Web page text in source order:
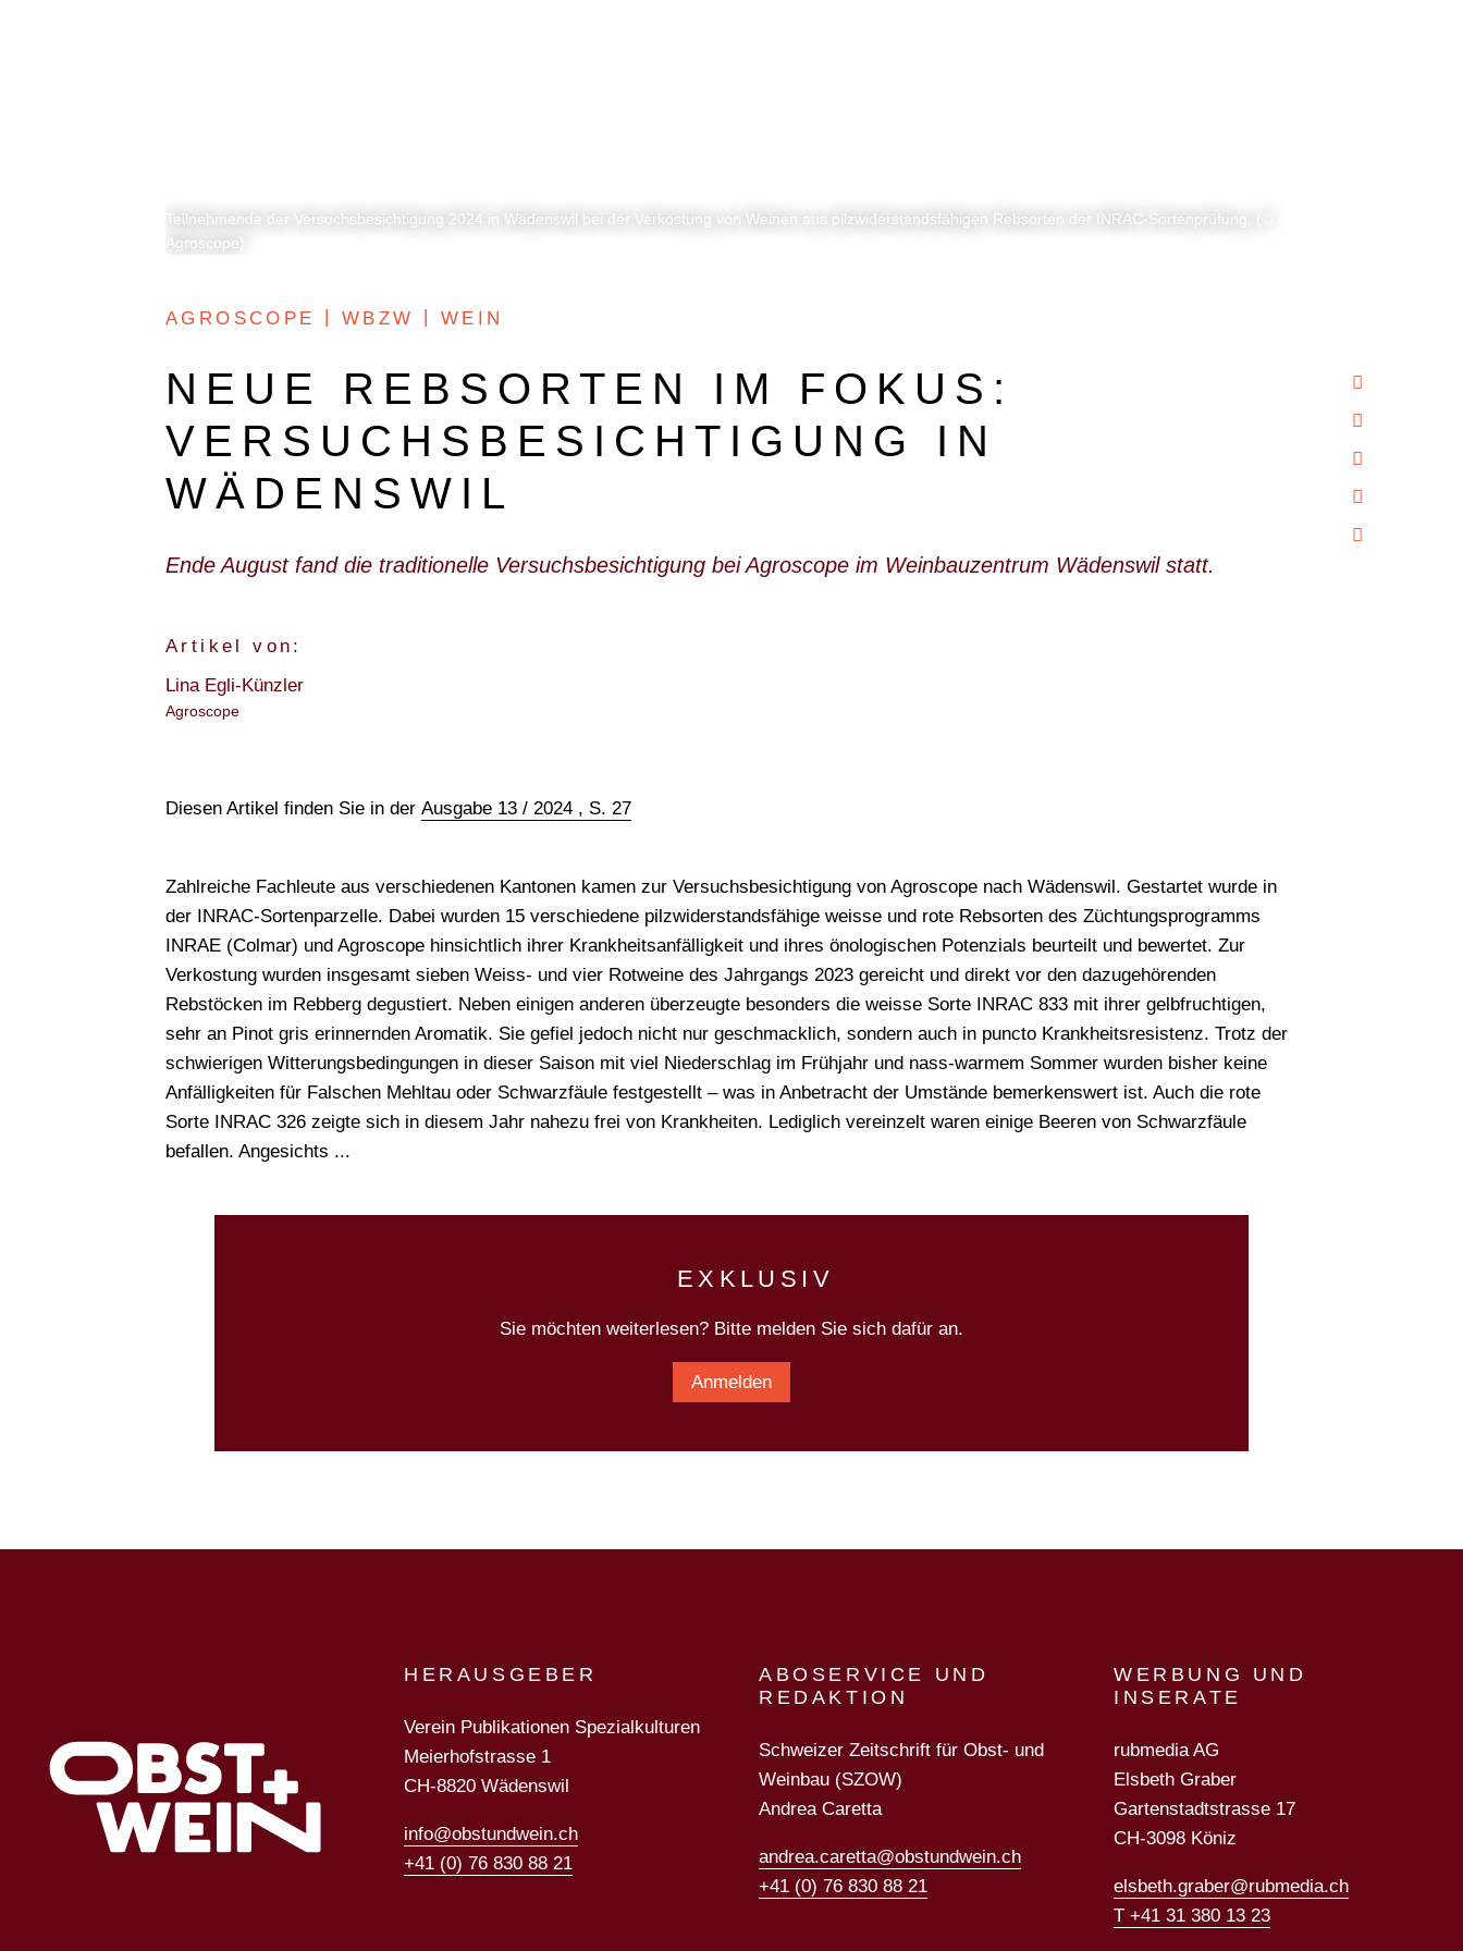
Teilnehmende der Versuchsbesichtigung 2024 in Wädenswil bei der Verkostung von Weinen aus pilzwiderstandsfähigen Rebsorten der INRAC-Sortenprüfung. (©
Agroscope)
AGROSCOPE WBZW WEIN
NEUE REBSORTEN IM FOKUS:
VERSUCHSBESICHTIGUNG IN
WÄDENSWIL
Ende August fand die traditionelle Versuchsbesichtigung bei Agroscope im Weinbauzentrum Wädenswil statt.
Artikel von:
Lina Egli-Künzler
Agroscope
Diesen Artikel finden Sie in der Ausgabe 13 / 2024 , S. 27
Zahlreiche Fachleute aus verschiedenen Kantonen kamen zur Versuchsbesichtigung von Agroscope nach Wädenswil. Gestartet wurde in
der INRAC-Sortenparzelle. Dabei wurden 15 verschiedene pilzwiderstandsfähige weisse und rote Rebsorten des Züchtungsprogramms
INRAE (Colmar) und Agroscope hinsichtlich ihrer Krankheitsanfälligkeit und ihres önologischen Potenzials beurteilt und bewertet. Zur
Verkostung wurden insgesamt sieben Weiss- und vier Rotweine des Jahrgangs 2023 gereicht und direkt vor den dazugehörenden
Rebstöcken im Rebberg degustiert. Neben einigen anderen überzeugte besonders die weisse Sorte INRAC 833 mit ihrer gelbfruchtigen,
sehr an Pinot gris erinnernden Aromatik. Sie gefiel jedoch nicht nur geschmacklich, sondern auch in puncto Krankheitsresistenz. Trotz der
schwierigen Witterungsbedingungen in dieser Saison mit viel Niederschlag im Frühjahr und nass-warmem Sommer wurden bisher keine
Anfälligkeiten für Falschen Mehltau oder Schwarzfäule festgestellt – was in Anbetracht der Umstände bemerkenswert ist. Auch die rote
Sorte INRAC 326 zeigte sich in diesem Jahr nahezu frei von Krankheiten. Lediglich vereinzelt waren einige Beeren von Schwarzfäule
befallen. Angesichts ...
EXKLUSIV
Sie möchten weiterlesen? Bitte melden Sie sich dafür an.
Anmelden
HERAUSGEBER
Verein Publikationen Spezialkulturen
Meierhofstrasse 1
CH-8820 Wädenswil
info@obstundwein.ch
+41 (0) 76 830 88 21
ABOSERVICE UND
REDAKTION
Schweizer Zeitschrift für Obst- und
Weinbau (SZOW)
Andrea Caretta
andrea.caretta@obstundwein.ch
+41 (0) 76 830 88 21
WERBUNG UND
INSERATE
rubmedia AG
Elsbeth Graber
Gartenstadtstrasse 17
CH-3098 Köniz
elsbeth.graber@rubmedia.ch
T +41 31 380 13 23
WONACH SUCHEN SIE?